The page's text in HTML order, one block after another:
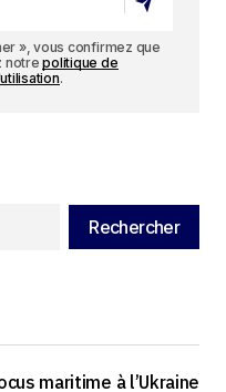
», vous confirmez que
notrepolitique de
.
Rechercher
maritime à l’Ukraine